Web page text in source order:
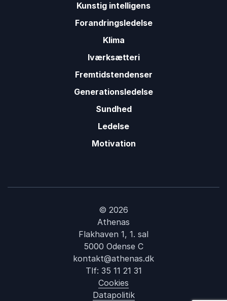
Kunstig intelligens
Forandringsledelse
Klima
Iværksætteri
Fremtidstendenser
Generationsledelse
Sundhed
Ledelse
Motivation
© 2026
Athenas
Flakhaven 1, 1. sal
5000 Odense C
kontakt@athenas.dk
Tlf: 35 11 21 31
Cookies
Datapolitik